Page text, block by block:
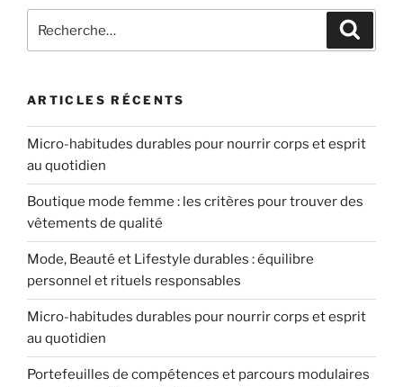
pour
ARTICLES RÉCENTS
Micro-habitudes durables pour nourrir corps et esprit
au quotidien
Boutique mode femme : les critères pour trouver des
vêtements de qualité
Mode, Beauté et Lifestyle durables : équilibre
personnel et rituels responsables
Micro-habitudes durables pour nourrir corps et esprit
au quotidien
Portefeuilles de compétences et parcours modulaires